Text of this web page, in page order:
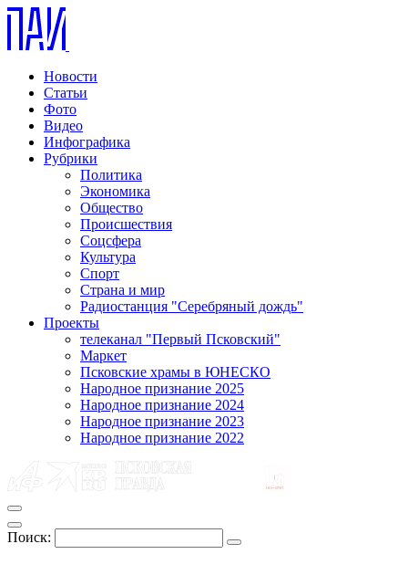
Новости
Статьи
Фото
Видео
Инфографика
Рубрики
Политика
Экономика
Общество
Происшествия
Соцсфера
Культура
Спорт
Страна и мир
Радиостанция "Серебряный дождь"
Проекты
телеканал "Первый Псковский"
Маркет
Псковские храмы в ЮНЕСКО
Народное признание 2025
Народное признание 2024
Народное признание 2023
Народное признание 2022
Поиск: